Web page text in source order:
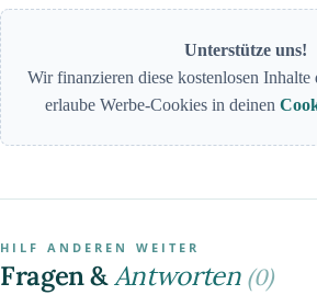
Unterstütze uns!
Wir finanzieren diese kostenlosen
erlaube Werbe-Cookies in deinen
HILF ANDEREN WEITER
Fragen &Antworten (0)